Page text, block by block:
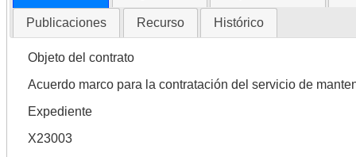
Publicaciones Recurso Histórico
Objeto del contrato
Acuerdo marco para la contratación del servicio de
Expediente
X23003